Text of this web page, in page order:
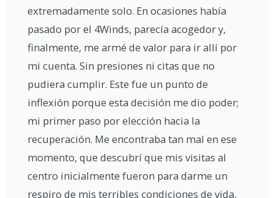
extremadamente solo. En ocasiones había
pasado por el 4Winds, parecía acogedor y,
finalmente, me armé de valor para ir allí por
mi cuenta. Sin presiones ni citas que no
pudiera cumplir. Este fue un punto de
inflexión porque esta decisión me dio poder;
mi primer paso por elección hacia la
recuperación. Me encontraba tan mal en ese
momento, que descubrí que mis visitas al
centro inicialmente fueron para darme un
respiro de mis terribles condiciones de vida,